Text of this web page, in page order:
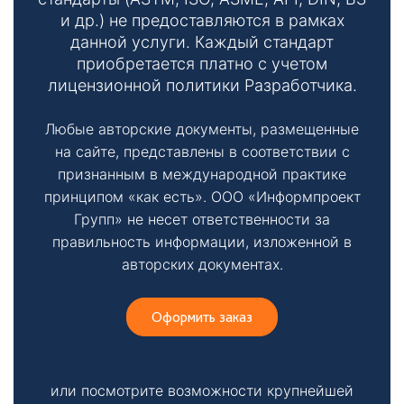
и др.) не предоставляются в рамках
данной услуги. Каждый стандарт
приобретается платно с учетом
лицензионной политики Разработчика.
Любые авторские документы, размещенные
на сайте, представлены в соответствии с
признанным в международной практике
принципом «как есть». ООО «Информпроект
Групп» не несет ответственности за
правильность информации, изложенной в
авторских документах.
Оформить заказ
или посмотрите возможности крупнейшей
Необходимые
Эти файлы cookie
необязательны.
Они необходимы
функционирования